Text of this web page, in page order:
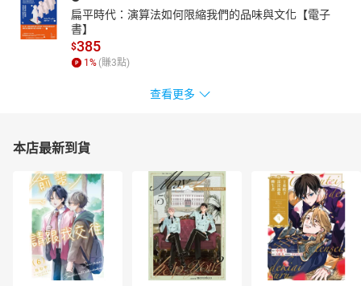
扁平時代：演算法如何限縮我們的品味與文化【電子
書】
$385
1% (賺3點)
查看更多
本店最新到貨